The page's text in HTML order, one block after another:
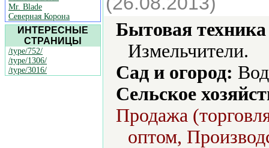
Mr. Blade
Северная Корона
ИНТЕРЕСНЫЕ
СТРАНИЦЫ
/type/752/
/type/1306/
/type/3016/
Бытовая
Измельчители.
Сад и огород:
Сельское
Продажа
оптом,